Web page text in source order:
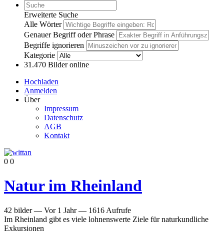
Erweiterte Suche
Alle Wörter
Genauer Begriff oder Phrase
Begriffe ignorieren
Kategorie
31.470 Bilder online
Hochladen
Anmelden
Über
Impressum
Datenschutz
AGB
Kontakt
0 0
Natur im Rheinland
42 bilder— Vor 1 Jahr— 1616 Aufrufe
Im Rheinland gibt es viele lohnenswerte Ziele für naturkundliche
Exkursionen